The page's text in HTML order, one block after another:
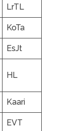
LrTL
KoTa
EsJt
HL
Kaari
EVT